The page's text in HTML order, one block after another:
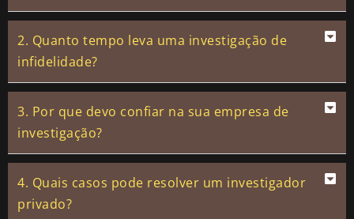
2. Quanto tempo leva uma investigação de
infidelidade?
3. Por que devo confiar na sua empresa de
investigação?
4. Quais casos pode resolver um investigador
privado?